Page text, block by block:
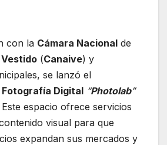
con la Cámara Nacional de
(Canaive) y
se lanzó el
Digital “Photolab”
Este espacio ofrece servicios
visual para que
expandan sus mercados y